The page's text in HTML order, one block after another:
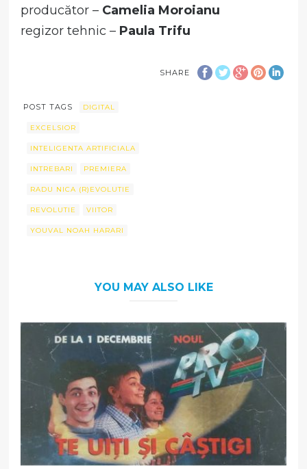
producător – Camelia Moroianu
regizor tehnic – Paula Trifu
SHARE
POST TAGS DIGITAL
EXCELSIOR
INTELIGENTA ARTIFICIALA
INTREBARI PREMIERA
RADU NICA (R)EVOLUTIE
REVOLUTIE VIITOR
YOUVAL NOAH HARARI
YOU MAY ALSO LIKE